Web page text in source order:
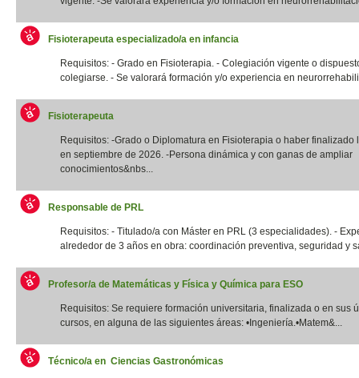
Fisioterapeuta especializado/a en infancia
Requisitos: - Grado en Fisioterapia. - Colegiación vigente o
colegiarse. - Se valorará formación y/o experiencia en
Fisioterapeuta
Requisitos: -Grado o Diplomatura en Fisioterapia o haber finalizado
en septiembre de 2026. -Persona dinámica y con ganas de ampliar
conocimientos&nbs...
Responsable de PRL
Requisitos: - Titulado/a con Máster en PRL (3 especialidades). -
alrededor de 3 años en obra: coordinación preventiva, seguridad y
Profesor/a de Matemáticas y Física y Química para ESO
Requisitos: Se requiere formación universitaria, finalizada o en sus
cursos, en alguna de las siguientes áreas: •Ingeniería.•Matem&...
Técnico/a en Ciencias Gastronómicas